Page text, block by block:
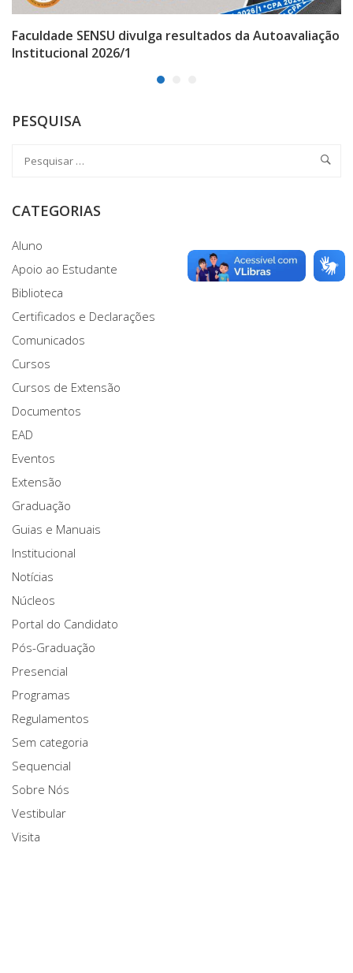
Faculdade SENSU divulga resultados da Autoavaliação
Institucional 2026/1
PESQUISA
CATEGORIAS
Aluno
Apoio ao Estudante
Biblioteca
Certificados e Declarações
Comunicados
Cursos
Cursos de Extensão
Documentos
EAD
Eventos
Extensão
Graduação
Guias e Manuais
Institucional
Notícias
Núcleos
Portal do Candidato
Pós-Graduação
Presencial
Programas
Regulamentos
Sem categoria
Sequencial
Sobre Nós
Vestibular
Visita